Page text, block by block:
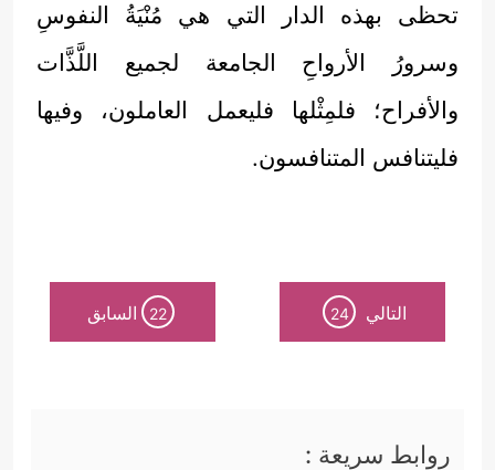
تحظى بهذه الدار التي هي مُنْيَةُ النفوسِ
وسرورُ الأرواحِ الجامعة لجميع اللَّذَّات
والأفراح؛ فلمِثْلها فليعمل العاملون، وفيها
فليتنافس المتنافسون.
التالي 24
22 السابق
روابط سريعة :